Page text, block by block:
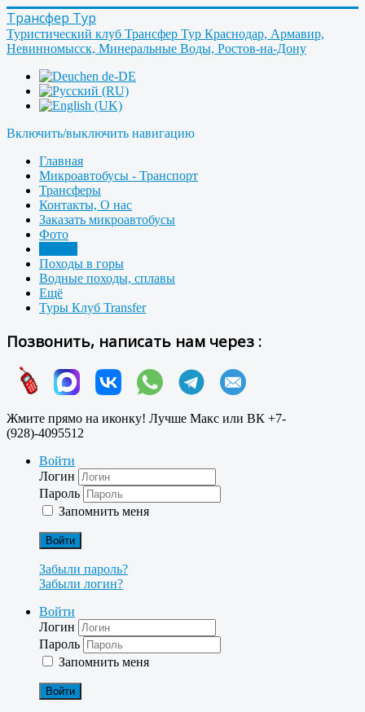
Трансфер Тур
Туристический клуб Трансфер Тур Краснодар, Армавир,
Невинномысск, Минеральные Воды, Ростов-на-Дону
Включить/выключить навигацию
Главная
Микроавтобусы - Транспорт
Трансферы
Контакты, О нас
Заказать микроавтобусы
Фото
Походы в горы
Водные походы, сплавы
Ещё
Туры Клуб Transfer
Позвонить, написать нам через :
Жмите прямо на иконку! Лучше Макс или ВК +7-
(928)-4095512
Войти
Логин
Пароль
Запомнить меня
Войти
Забыли пароль?
Забыли логин?
Войти
Логин
Пароль
Запомнить меня
Войти